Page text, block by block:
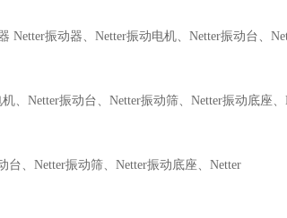
Netter振动器、Netter振动电机、Netter振动台、
、Netter振动台、Netter振动筛、Netter振动底座、
台、Netter振动筛、Netter振动底座、Netter